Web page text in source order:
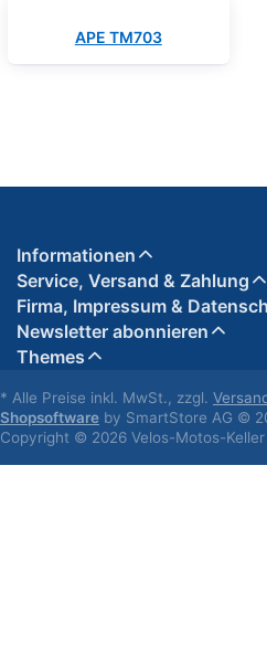
APE TM703
Informationen
Service, Versand & Zahlung
Firma, Impressum &
Newsletter abonnieren
Themes
* Alle Preise inkl. MwSt., zzgl.
Shopsoftware by SmartStore AG ©
Copyright © 2026 Velos-Motos-